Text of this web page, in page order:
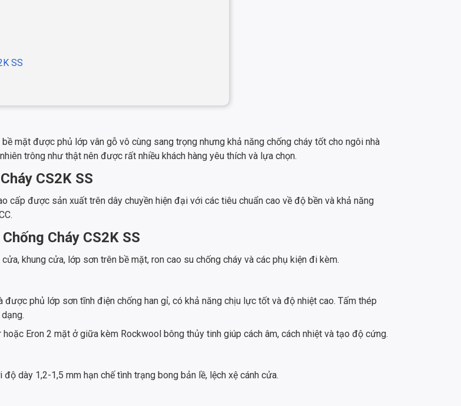
SS
mặt được phủ lớp vân gỗ vô cùng sang trọng nhưng khả năng chống cháy tốt cho ngôi nhà
trông như thật nên được rất nhiều khách hàng yêu thích và lựa chọn.
CS2K SS
cấp được sản xuất trên dây chuyền hiện đại với các tiêu chuẩn cao về độ bền và khả năng
Cháy CS2K SS
khung cửa, lớp sơn trên bề mặt, ron cao su chống cháy và các phụ kiện đi kèm.
phủ lớp sơn tĩnh điện chống han gỉ, có khả năng chịu lực tốt và độ nhiệt cao. Tấm thép
Eron 2 mặt ở giữa kèm Rockwool bông thủy tinh giúp cách âm, cách nhiệt và tạo độ cứng.
dày 1,2-1,5 mm hạn chế tình trạng bong bản lề, lệch xệ cánh cửa.